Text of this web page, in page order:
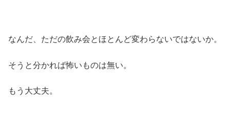
なんだ、ただの飲み会とほとんど変わらないではないか。
そうと分かれば怖いものは無い。
もう大丈夫。